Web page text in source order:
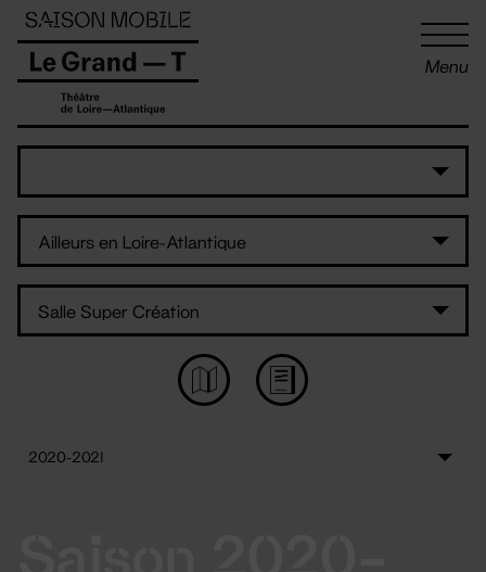
Menu
Panneau de gestion des cookies